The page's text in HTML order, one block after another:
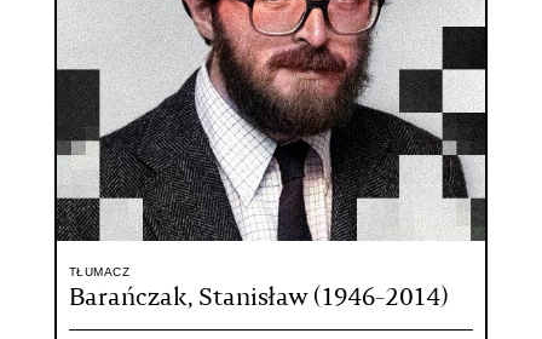
TŁUMACZ
Barańczak, Stanisław (1946-2014)